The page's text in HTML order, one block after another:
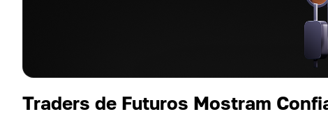
Traders de Futuros Mostram